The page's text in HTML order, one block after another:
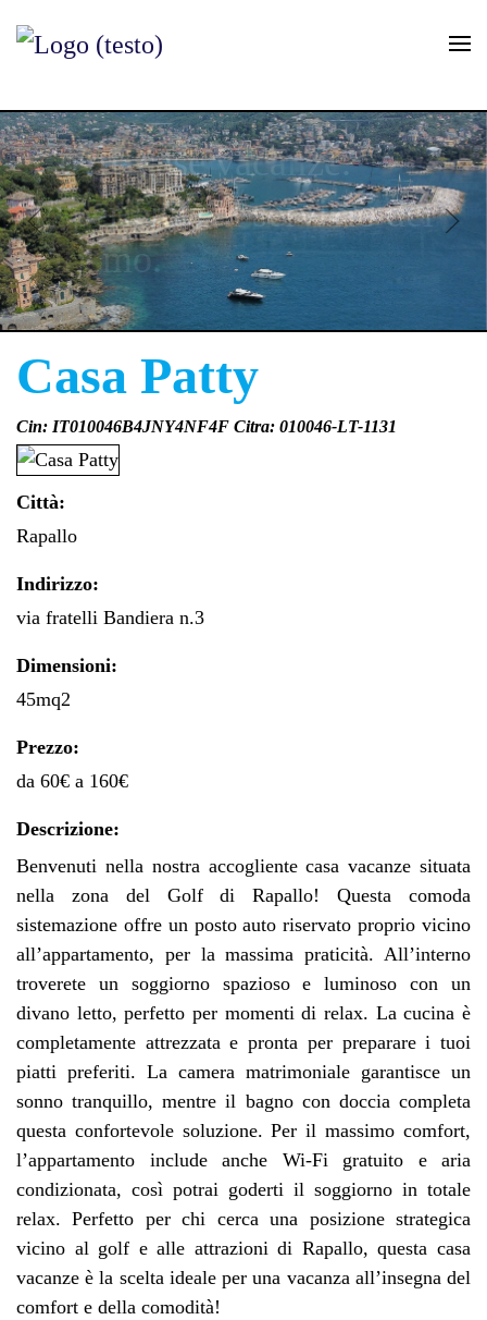
Skip to main content
Covre case vacanze.
Esperienza al servizio del
turismo.
Casa Patty
Cin: IT010046B4JNY4NF4F Citra: 010046-LT-1131
Città:
Rapallo
Indirizzo:
via fratelli Bandiera n.3
Dimensioni:
45mq2
Prezzo:
da 60€ a 160€
Descrizione:
Benvenuti nella nostra accogliente casa vacanze situata
nella zona del Golf di Rapallo! Questa comoda
sistemazione offre un posto auto riservato proprio vicino
all’appartamento, per la massima praticità. All’interno
troverete un soggiorno spazioso e luminoso con un
divano letto, perfetto per momenti di relax. La cucina è
completamente attrezzata e pronta per preparare i tuoi
piatti preferiti. La camera matrimoniale garantisce un
sonno tranquillo, mentre il bagno con doccia completa
questa confortevole soluzione. Per il massimo comfort,
l’appartamento include anche Wi-Fi gratuito e aria
condizionata, così potrai goderti il soggiorno in totale
relax. Perfetto per chi cerca una posizione strategica
vicino al golf e alle attrazioni di Rapallo, questa casa
vacanze è la scelta ideale per una vacanza all’insegna del
comfort e della comodità!